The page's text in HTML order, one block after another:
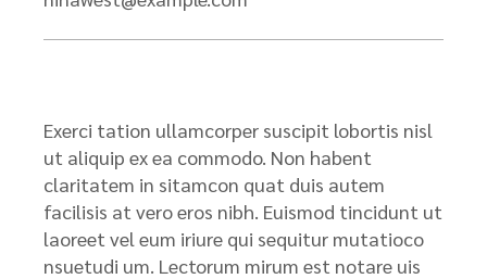
Exerci tation ullamcorper suscipit lobortis nisl
ut aliquip ex ea commodo. Non habent
claritatem in sitamcon quat duis autem
facilisis at vero eros nibh. Euismod tincidunt ut
laoreet vel eum iriure qui sequitur mutatioco
nsuetudi um. Lectorum mirum est notare uis